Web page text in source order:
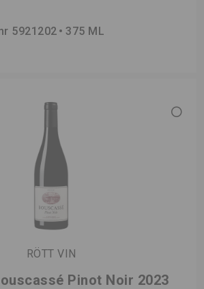
5921202 375 ML
RÖTT VIN
Pinot Noir 2023